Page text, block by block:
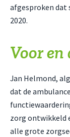
afgesproken dat
2020.
Voor en
Jan Helmond,
dat de
zorg ontwikkeld
alle grote